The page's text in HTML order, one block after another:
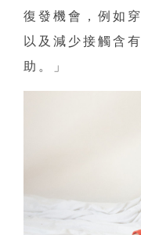
復發機會，例如
以及減少接觸含
助。」